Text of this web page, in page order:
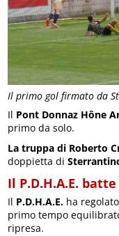
Il primo gol firmato da
Il Pont Donnaz Hône
primo da solo.
La truppa di Roberto
doppietta di
Il P.D.H.A.E.
Il P.D.H.A.E. ha regolato
primo tempo
ripresa.